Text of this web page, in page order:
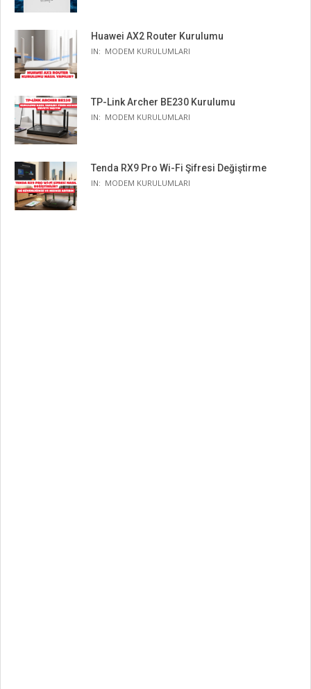
Huawei AX2 Router Kurulumu
IN: MODEM KURULUMLARI
TP-Link Archer BE230 Kurulumu
IN: MODEM KURULUMLARI
Tenda RX9 Pro Wi-Fi Şifresi Değiştirme
IN: MODEM KURULUMLARI